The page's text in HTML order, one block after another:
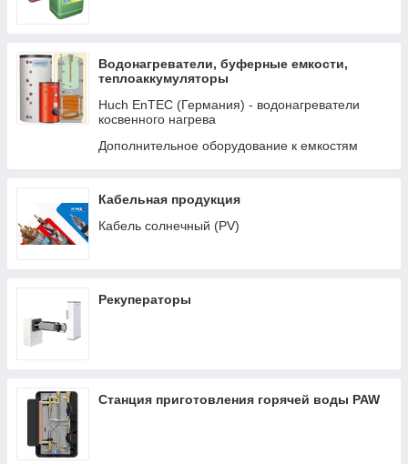
Водонагреватели, буферные емкости,
теплоаккумуляторы
Huch EnTEC (Германия) - водонагреватели
косвенного нагрева
Дополнительное оборудование к емкостям
Кабельная продукция
Кабель солнечный (PV)
Рекуператоры
Станция приготовления горячей воды PAW